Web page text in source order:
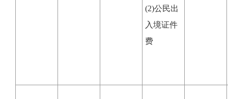
(2)公民出
入境证件
费